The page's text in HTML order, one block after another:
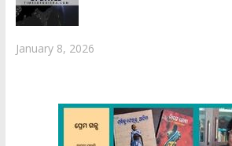
January 8, 2026